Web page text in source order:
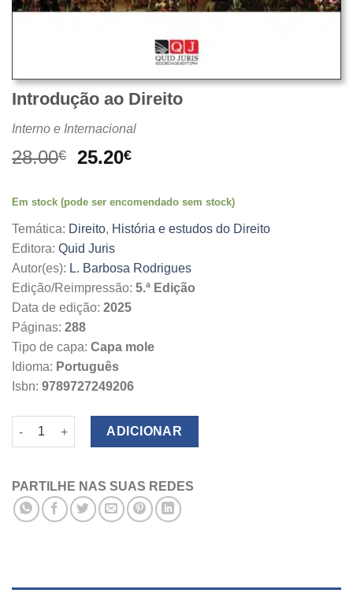
Introdução ao Direito
Interno e Internacional
28.00€
O
original
28.00€.
25.20€O
atual
25.20€.
Em stock (pode ser encomendado sem stock)
Temática: Direito, História e estudos do Direito
Editora: Quid Juris
Autor(es): L. Barbosa Rodrigues
Edição/Reimpressão: 5.ª Edição
Data de edição: 2025
Páginas: 288
Tipo de capa: Capa mole
Idioma: Português
Isbn: 9789727249206
Quantidade de Introdução ao Direito
ADICIONAR
PARTILHE NAS SUAS REDES